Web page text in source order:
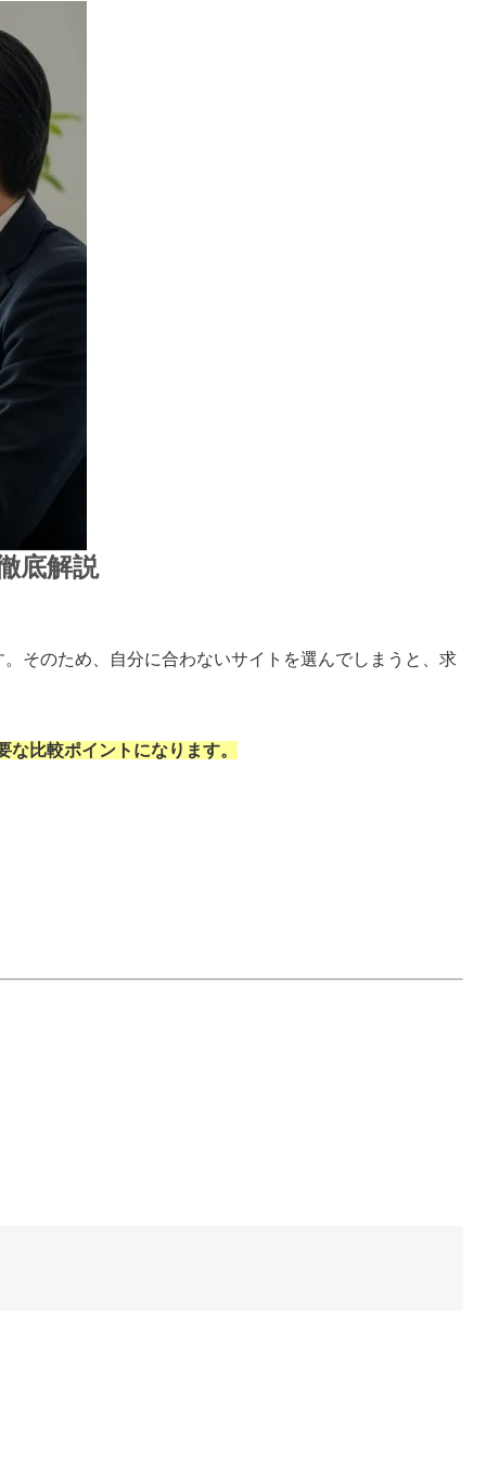
底解説
そのため、自分に合わないサイトを選んでしまうと、求
比較ポイントになります。